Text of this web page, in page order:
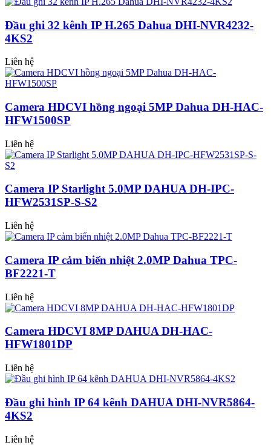
Đầu ghi 32 kênh IP H.265 Dahua DHI-NVR4232-
4KS2
Liên hệ
Camera HDCVI hồng ngoại 5MP Dahua DH-HAC-
HFW1500SP
Liên hệ
Camera IP Starlight 5.0MP DAHUA DH-IPC-
HFW2531SP-S-S2
Liên hệ
Camera IP cảm biến nhiệt 2.0MP Dahua TPC-
BF2221-T
Liên hệ
Camera HDCVI 8MP DAHUA DH-HAC-
HFW1801DP
Liên hệ
Đầu ghi hình IP 64 kênh DAHUA DHI-NVR5864-
4KS2
Liên hệ